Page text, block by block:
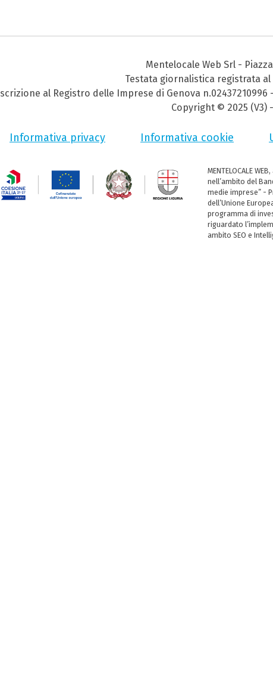
Mentelocale Web Srl -
Testata giornalistica registrata
Iscrizione al Registro delle Imprese di Genova n.02437210996
Copyright © 2025
Informativa privacy Informativa cookie
MENTELOCALE
nell’ambito del
medie imprese” -
dell’Unione
programma di
riguardato
ambito SEO e